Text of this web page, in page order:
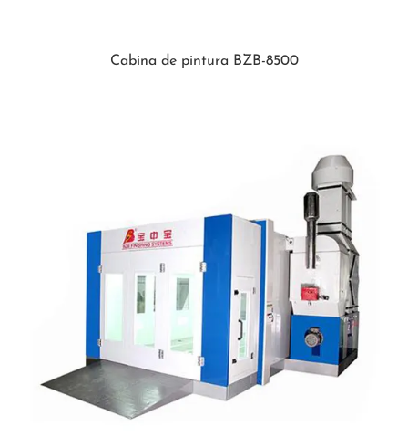
Cabina de pintura BZB-8500